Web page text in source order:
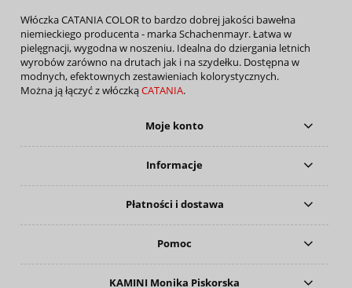
Włóczka CATANIA COLOR to bardzo dobrej jakości bawełna
niemieckiego producenta - marka Schachenmayr. Łatwa w
pielęgnacji, wygodna w noszeniu. Idealna do dziergania letnich
wyrobów zarówno na drutach jak i na szydełku. Dostępna w
modnych, efektownych zestawieniach kolorystycznych.
Można ją łączyć z włóczkąCATANIA.
Moje konto
Informacje
Płatności i dostawa
Pomoc
KAMINI Monika Piskorska